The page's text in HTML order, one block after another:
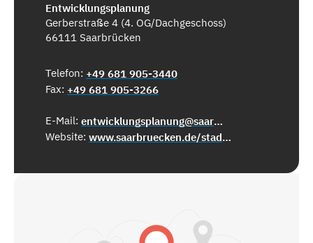
Entwicklungsplanung
Gerberstraße 4 (4. OG/Dachgeschoss)
66111 Saarbrücken
Telefon: +49 681 905-3440
Fax: +49 681 905-3266
E-Mail:
entwicklungsplanung@saarbruecken.de
Website:
www.saarbruecken.de/stadtentwicklung